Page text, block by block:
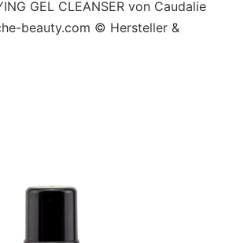
GEL CLEANSER von Caudalie
beauty.com © Hersteller &